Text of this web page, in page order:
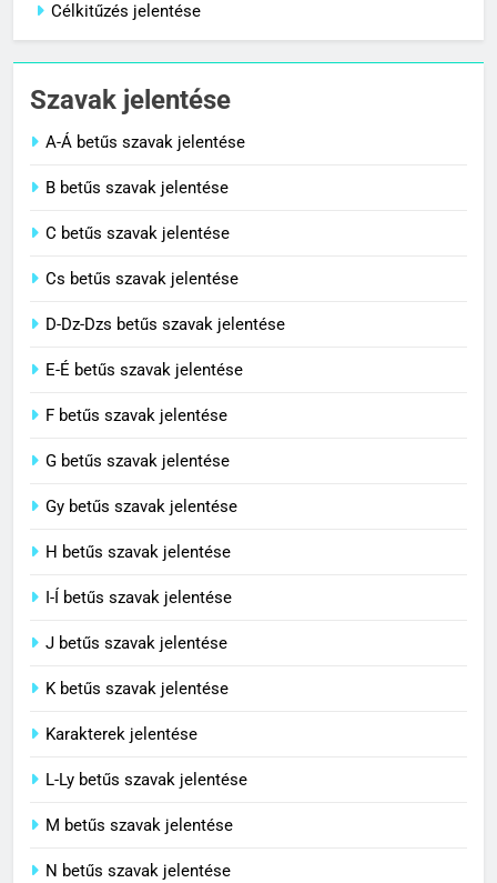
1
Cigánykerék jelentése
C BETŰS SZAVAK JELENTÉSE
C BETŰS SZAVAK JELENTÉSE
3
Civilizáció jelentése
4
Contemporary jelentése
5
Célkitűzés jelentése
C BETŰS SZAVAK JELENTÉSE
C BETŰS SZAVAK JELENTÉSE
Célkitűzés jelentése
Szavak jelentése
A-Á betűs szavak jelentése
B betűs szavak jelentése
C betűs szavak jelentése
Cs betűs szavak jelentése
D-Dz-Dzs betűs szavak jelentése
E-É betűs szavak jelentése
F betűs szavak jelentése
G betűs szavak jelentése
Gy betűs szavak jelentése
H betűs szavak jelentése
I-Í betűs szavak jelentése
J betűs szavak jelentése
K betűs szavak jelentése
Karakterek jelentése
L-Ly betűs szavak jelentése
M betűs szavak jelentése
N betűs szavak jelentése